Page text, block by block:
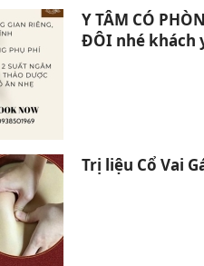
Y TÂM CÓ
ĐÔI nhé khách
Trị liệu Cổ Vai